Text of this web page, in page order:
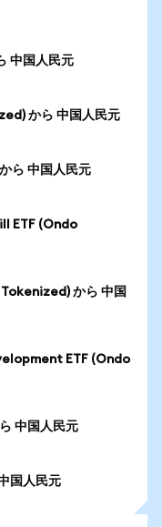
中国人民元
から 中国人民元
ら 中国人民元
ETF (Ondo
から 中国
ETF (Ondo
中国人民元
国人民元